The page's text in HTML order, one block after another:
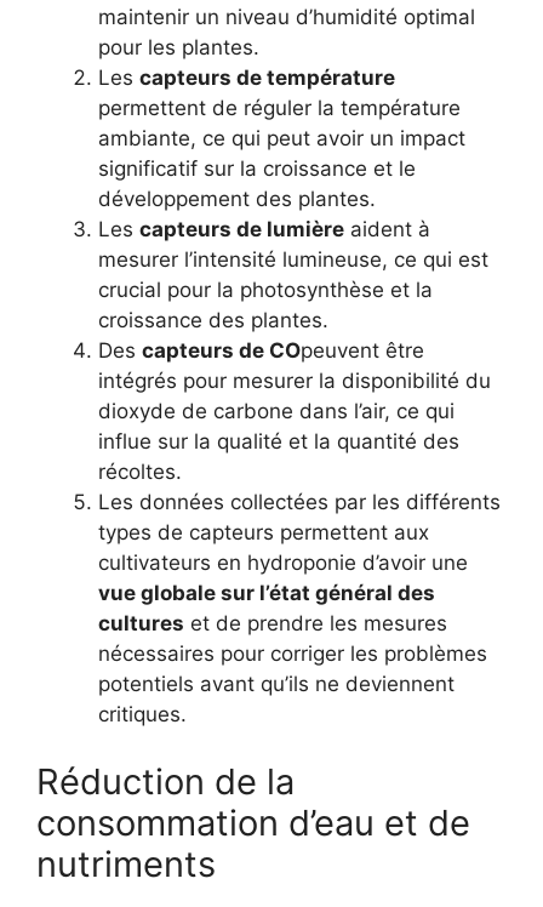
maintenir un niveau d’humidité optimal
pour les plantes.
Les capteurs de température
permettent de réguler la température
ambiante, ce qui peut avoir un impact
significatif sur la croissance et le
développement des plantes.
Les capteurs de lumière aident à
mesurer l’intensité lumineuse, ce qui est
crucial pour la photosynthèse et la
croissance des plantes.
Des capteurs de COpeuvent être
intégrés pour mesurer la disponibilité du
dioxyde de carbone dans l’air, ce qui
influe sur la qualité et la quantité des
récoltes.
Les données collectées par les différents
types de capteurs permettent aux
cultivateurs en hydroponie d’avoir une
vue globale sur l’état général des
cultures et de prendre les mesures
nécessaires pour corriger les problèmes
potentiels avant qu’ils ne deviennent
critiques.
Réduction de la
consommation d’eau et de
nutriments